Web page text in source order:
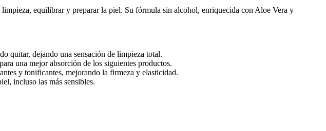
equilibrar y preparar la piel. Su fórmula sin alcohol, enriquecida con Aloe Vera y
quitar, dejando una sensación de limpieza total.
una mejor absorción de los siguientes productos.
y tonificantes, mejorando la firmeza y elasticidad.
incluso las más sensibles.